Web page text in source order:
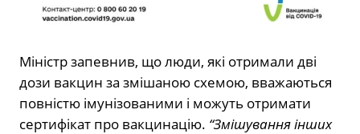
Міністр запевнив, що люди, які отримали дві
дози вакцин за змішаною схемою, вважаються
повністю імунізованими і можуть отримати
сертифікат про вакцинацію. “Змішування інших